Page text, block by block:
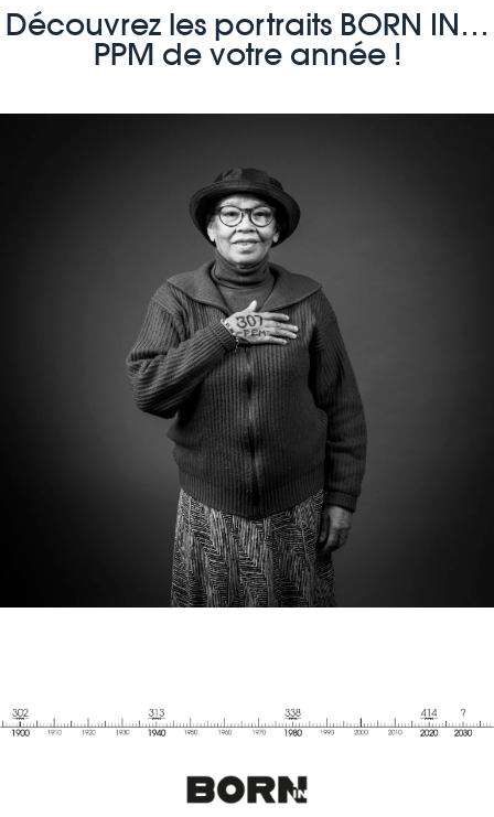
Découvrez les portraits BORN IN…
PPM de votre année !
SUZANNE